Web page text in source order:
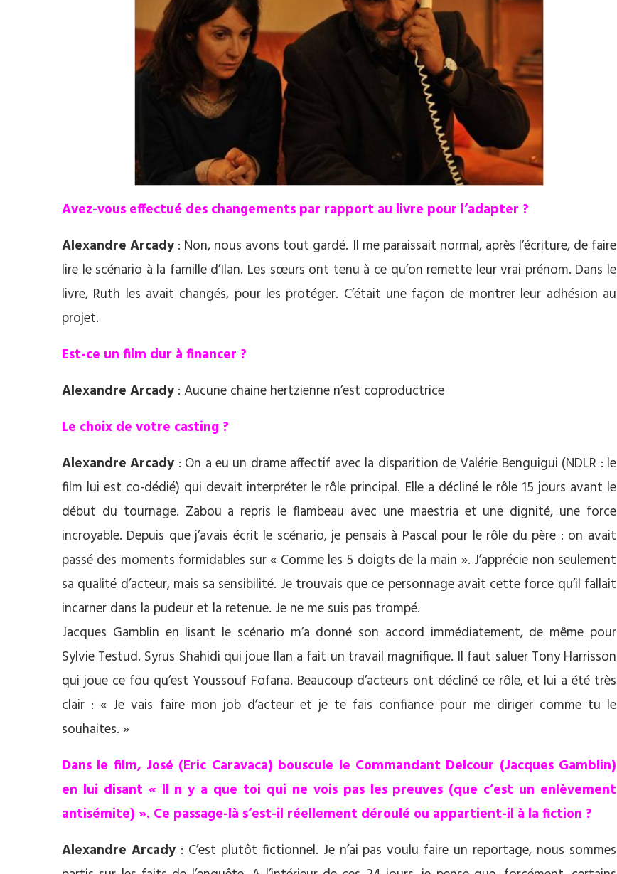
Avez-vous effectué des changements par rapport au livre pour l’adapter ?
Alexandre Arcady : Non, nous avons tout gardé. Il me paraissait normal, après l’écriture, de faire
lire le scénario à la famille d’Ilan. Les sœurs ont tenu à ce qu’on remette leur vrai prénom. Dans le
livre, Ruth les avait changés, pour les protéger. C’était une façon de montrer leur adhésion au
projet.
Est-ce un film dur à financer ?
Alexandre Arcady : Aucune chaine hertzienne n’est coproductrice
Le choix de votre casting ?
Alexandre Arcady : On a eu un drame affectif avec la disparition de Valérie Benguigui (NDLR : le
film lui est co-dédié) qui devait interpréter le rôle principal. Elle a décliné le rôle 15 jours avant le
début du tournage. Zabou a repris le flambeau avec une maestria et une dignité, une force
incroyable. Depuis que j’avais écrit le scénario, je pensais à Pascal pour le rôle du père : on avait
passé des moments formidables sur « Comme les 5 doigts de la main ». J’apprécie non seulement
sa qualité d’acteur, mais sa sensibilité. Je trouvais que ce personnage avait cette force qu’il fallait
incarner dans la pudeur et la retenue. Je ne me suis pas trompé.
Jacques Gamblin en lisant le scénario m’a donné son accord immédiatement, de même pour
Sylvie Testud. Syrus Shahidi qui joue Ilan a fait un travail magnifique. Il faut saluer Tony Harrisson
qui joue ce fou qu’est Youssouf Fofana. Beaucoup d’acteurs ont décliné ce rôle, et lui a été très
clair : « Je vais faire mon job d’acteur et je te fais confiance pour me diriger comme tu le
souhaites. »
Dans le film, José (Eric Caravaca) bouscule le Commandant Delcour (Jacques Gamblin)
en lui disant « Il n y a que toi qui ne vois pas les preuves (que c’est un enlèvement
antisémite) ». Ce passage-là s’est-il réellement déroulé ou appartient-il à la fiction ?
Alexandre Arcady: C’est plutôt fictionnel. Je n’ai pas voulu faire un reportage, nous sommes